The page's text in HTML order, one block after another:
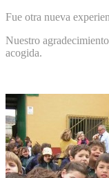
Fue otra nueva
Nuestro
acogida.